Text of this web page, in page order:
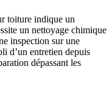
toiture indique un
un nettoyage chimique
inspection sur une
d’un entretien depuis
dépassant les